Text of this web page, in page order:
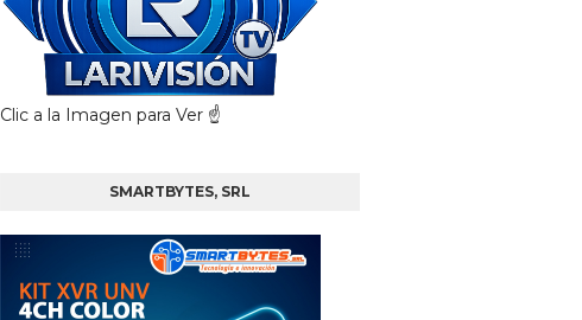
Clic a la Imagen para Ver ☝️
SMARTBYTES, SRL